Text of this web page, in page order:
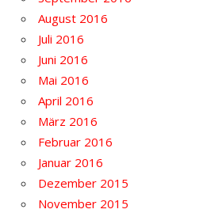
August 2016
Juli 2016
Juni 2016
Mai 2016
April 2016
März 2016
Februar 2016
Januar 2016
Dezember 2015
November 2015